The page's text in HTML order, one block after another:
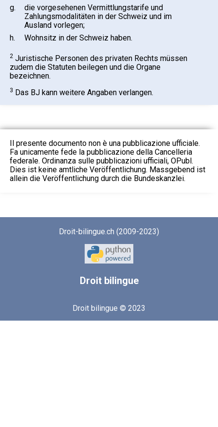
g.
die vorgesehenen Vermittlungstarife und
Zahlungsmodalitäten in der Schweiz und im
Ausland vorlegen;
h.
Wohnsitz in der Schweiz haben.
2 Juristische Personen des privaten Rechts müssen
zudem die Statuten beilegen und die Organe
bezeichnen.
3 Das BJ kann weitere Angaben verlangen.
Il presente documento non è una pubblicazione ufficiale.
Fa unicamente fede la pubblicazione della Cancelleria
federale. Ordinanza sulle pubblicazioni ufficiali, OPubl.
Dies ist keine amtliche Veröffentlichung. Massgebend ist
allein die Veröffentlichung durch die Bundeskanzlei.
Droit-bilingue.ch (2009-2023)
Droitbilingue
Droit bilingue © 2023